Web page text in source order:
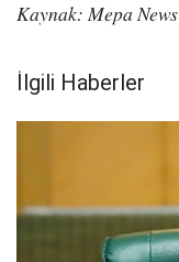
Kaynak: Mepa News
İlgili Haberler